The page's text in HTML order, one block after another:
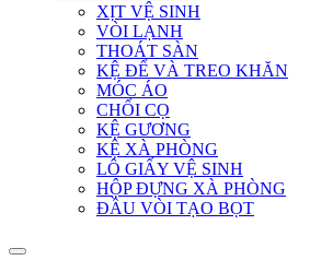
XỊT VỆ SINH
VÒI LẠNH
THOÁT SÀN
KỆ ĐỂ VÀ TREO KHĂN
MÓC ÁO
CHỔI CỌ
KỆ GƯƠNG
KỆ XÀ PHÒNG
LÔ GIẤY VỆ SINH
HỘP ĐỰNG XÀ PHÒNG
ĐẦU VÒI TẠO BỌT